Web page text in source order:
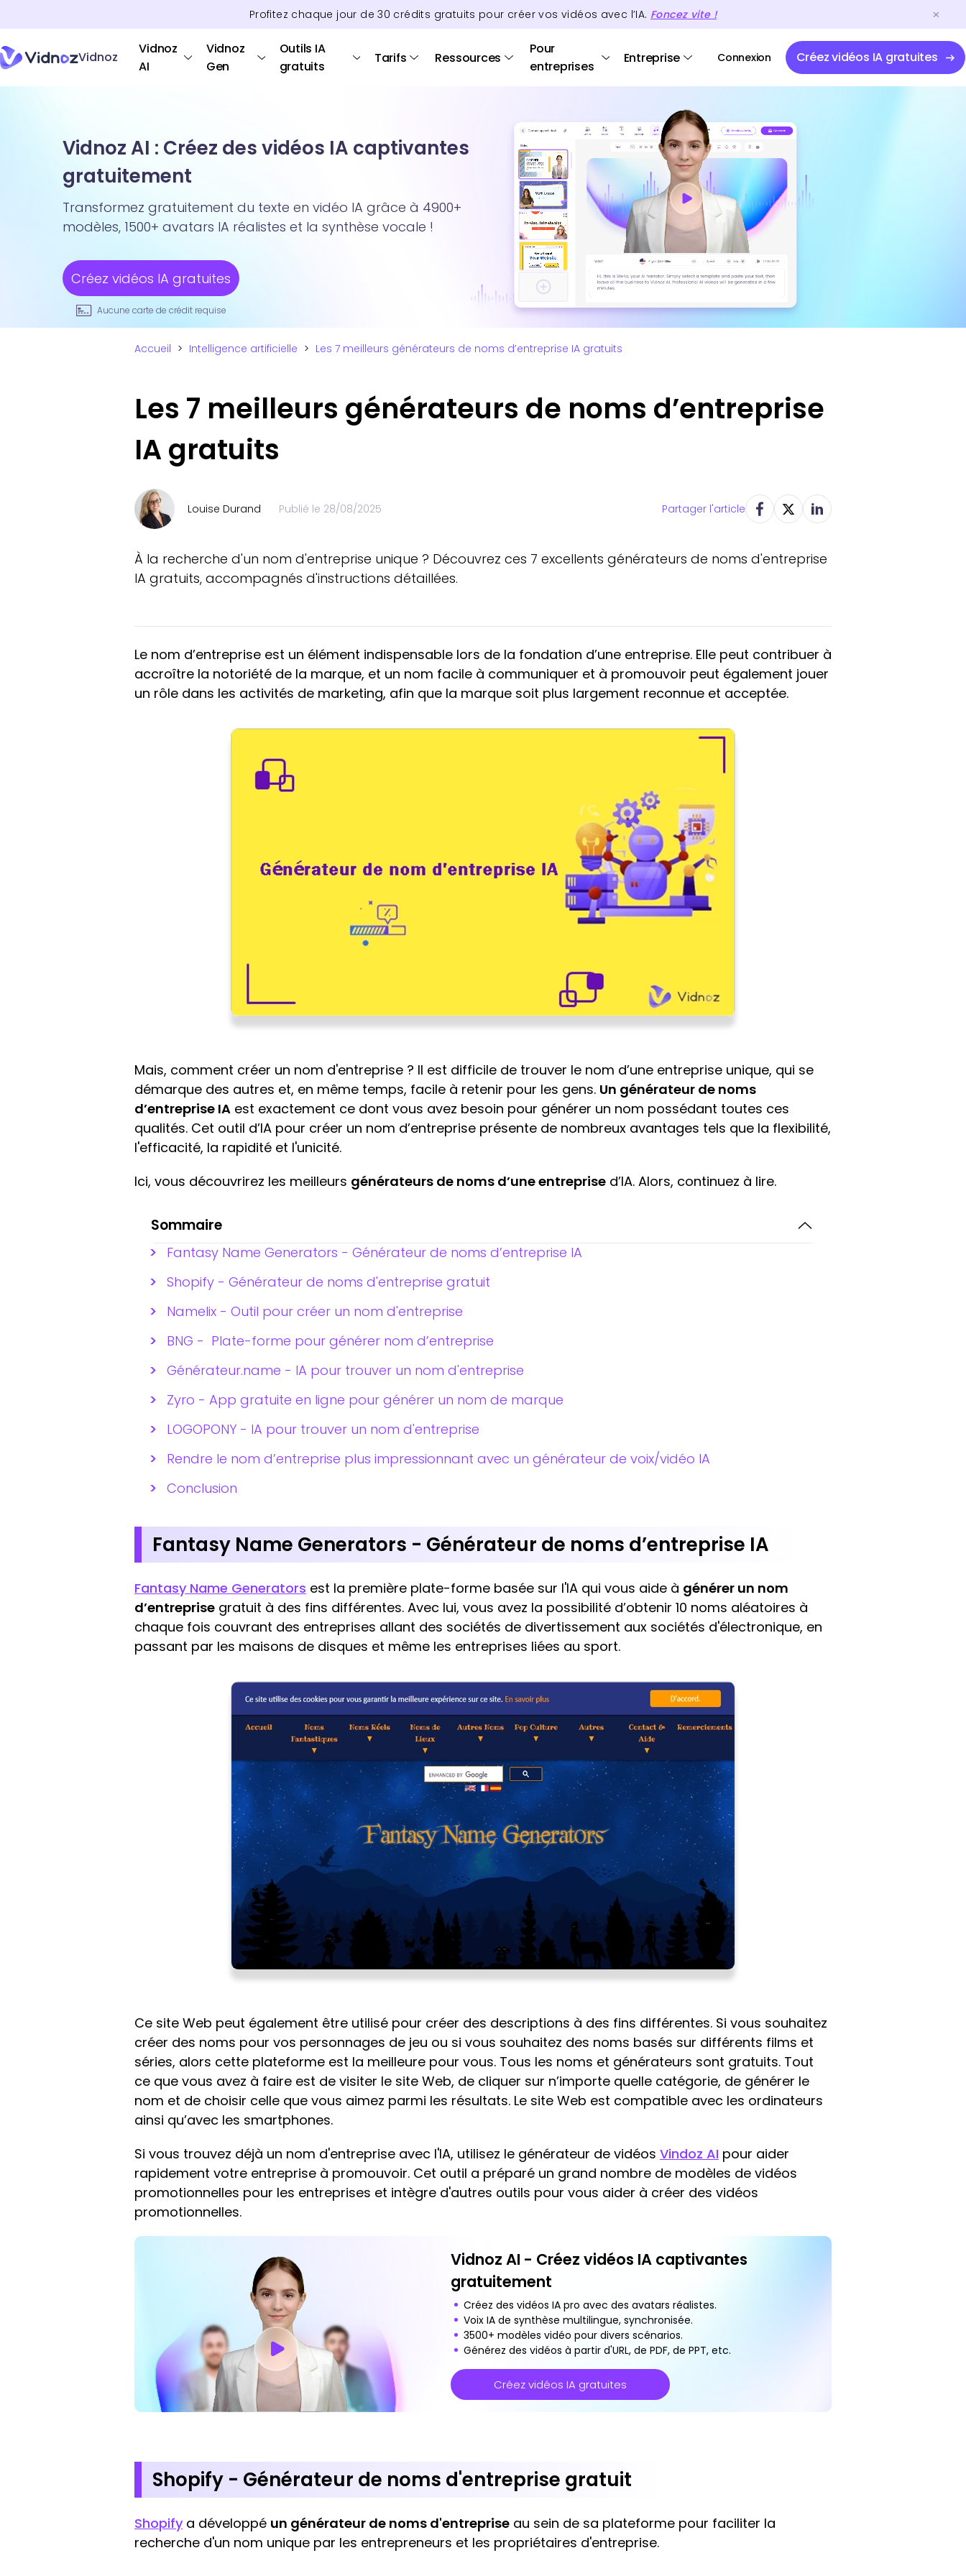
Profitez chaque jour de30 crédits gratuits pour créer vos vidéos avec l’IA. Foncez vite !
Vidnoz
Vidnoz
AI
Vidnoz
Gen
Outils IA
gratuits
Tarifs Ressources
Pour
entreprises
Entreprise Connexion Créez vidéos IA gratuites
Vidnoz AI : Créez des vidéos IA captivantes
gratuitement
Transformez gratuitement du texte en vidéo IA grâce à 4900+
modèles, 1500+ avatars IA réalistes et la synthèse vocale !
Créez vidéos IA gratuites
Aucune carte de crédit requise
Accueil > Intelligence artificielle > Les 7 meilleurs générateurs de noms d’entreprise IA gratuits
Les 7 meilleurs générateurs de noms d’entreprise
IA gratuits
Louise Durand Publié le 28/08/2025 Partager l'article
À la recherche d'un nom d'entreprise unique ? Découvrez ces 7 excellents générateurs de noms d'entreprise
IA gratuits, accompagnés d'instructions détaillées.
Le nom d’entreprise est un élément indispensable lors de la fondation d’une entreprise. Elle peut contribuer à
accroître la notoriété de la marque, et un nom facile à communiquer et à promouvoir peut également jouer
un rôle dans les activités de marketing, afin que la marque soit plus largement reconnue et acceptée.
Mais, comment créer un nom d'entreprise ? Il est difficile de trouver le nom d’une entreprise unique, qui se
démarque des autres et, en même temps, facile à retenir pour les gens. Un générateur de noms
d’entreprise IA est exactement ce dont vous avez besoin pour générer un nom possédant toutes ces
qualités. Cet outil d’IA pour créer un nom d’entreprise présente de nombreux avantages tels que la flexibilité,
l'efficacité, la rapidité et l'unicité.
Ici, vous découvrirez les meilleurs générateurs de noms d’une entreprise d’IA. Alors, continuez à lire.
Sommaire
Fantasy Name Generators - Générateur de noms d’entreprise IA
Shopify - Générateur de noms d'entreprise gratuit
Namelix - Outil pour créer un nom d'entreprise
BNG - Plate-forme pour générer nom d’entreprise
Générateur.name - IA pour trouver un nom d'entreprise
Zyro - App gratuite en ligne pour générer un nom de marque
LOGOPONY - IA pour trouver un nom d'entreprise
Rendre le nom d’entreprise plus impressionnant avec un générateur de voix/vidéo IA
Conclusion
Fantasy Name Generators - Générateur de noms d’entreprise IA
Fantasy Name Generators est la première plate-forme basée sur l'IA qui vous aide à générer un nom
d’entreprise gratuit à des fins différentes. Avec lui, vous avez la possibilité d’obtenir 10 noms aléatoires à
chaque fois couvrant des entreprises allant des sociétés de divertissement aux sociétés d'électronique, en
passant par les maisons de disques et même les entreprises liées au sport.
Ce site Web peut également être utilisé pour créer des descriptions à des fins différentes. Si vous souhaitez
créer des noms pour vos personnages de jeu ou si vous souhaitez des noms basés sur différents films et
séries, alors cette plateforme est la meilleure pour vous. Tous les noms et générateurs sont gratuits. Tout
ce que vous avez à faire est de visiter le site Web, de cliquer sur n’importe quelle catégorie, de générer le
nom et de choisir celle que vous aimez parmi les résultats. Le site Web est compatible avec les ordinateurs
ainsi qu’avec les smartphones.
Si vous trouvez déjà un nom d'entreprise avec l'IA, utilisez le générateur de vidéos Vindoz AI pour aider
rapidement votre entreprise à promouvoir. Cet outil a préparé un grand nombre de modèles de vidéos
promotionnelles pour les entreprises et intègre d'autres outils pour vous aider à créer des vidéos
promotionnelles.
Vidnoz AI - Créez vidéos IA captivantes
gratuitement
Créez des vidéos IA pro avec des avatars réalistes.
Voix IA de synthèse multilingue, synchronisée.
3500+ modèles vidéo pour divers scénarios.
Générez des vidéos à partir d'URL, de PDF, de PPT, etc.
Créez vidéos IA gratuites
Shopify - Générateur de noms d'entreprise gratuit
Shopify a développé un générateur de noms d'entreprise au sein de sa plateforme pour faciliter la
recherche d'un nom unique par les entrepreneurs et les propriétaires d'entreprise.